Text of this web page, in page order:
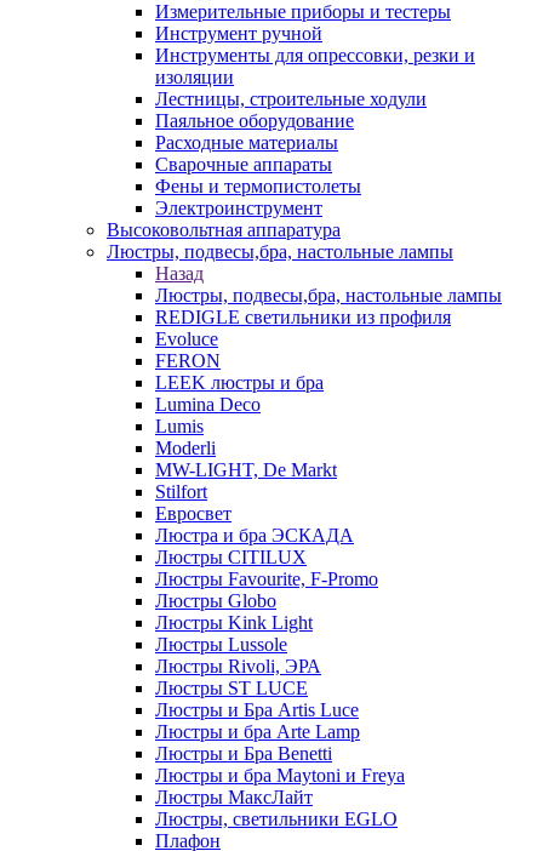
Измерительные приборы и тестеры
Инструмент ручной
Инструменты для опрессовки, резки и
изоляции
Лестницы, строительные ходули
Паяльное оборудование
Расходные материалы
Сварочные аппараты
Фены и термопистолеты
Электроинструмент
Высоковольтная аппаратура
Люстры, подвесы,бра, настольные лампы
Назад
Люстры, подвесы,бра, настольные лампы
REDIGLE светильники из профиля
Evoluce
FERON
LEEK люстры и бра
Lumina Deco
Lumis
Moderli
MW-LIGHT, De Markt
Stilfort
Евросвет
Люстра и бра ЭСКАДА
Люстры CITILUX
Люстры Favourite, F-Promo
Люстры Globo
Люстры Kink Light
Люстры Lussole
Люстры Rivoli, ЭРА
Люстры ST LUCE
Люстры и Бра Artis Luce
Люстры и бра Arte Lamp
Люстры и Бра Benetti
Люстры и бра Maytoni и Freya
Люстры МаксЛайт
Люстры, светильники EGLO
Плафон